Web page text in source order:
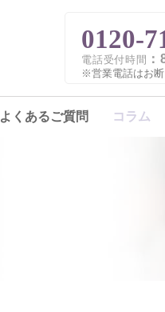
0120-
電話受付時間
※営業電話はお
よくあるご質問 コラム